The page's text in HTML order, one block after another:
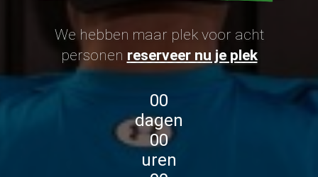
We hebben maar plek voor acht
personen reserveer nu je plek
00
dagen
00
uren